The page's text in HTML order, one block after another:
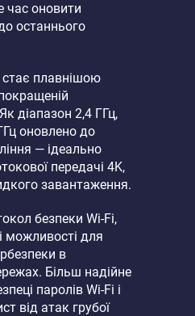
час оновити
останнього
плавнішою
діапазон 2,4 ГГц,
оновлено до
— ідеально
передачі 4K,
завантаження.
безпеки Wi-Fi,
можливості для
в
Більш надійне
паролів Wi-Fi і
від атак грубої